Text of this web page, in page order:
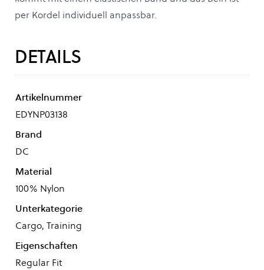
per Kordel individuell anpassbar.
DETAILS
Artikelnummer
EDYNP03138
Brand
DC
Material
100% Nylon
Unterkategorie
Cargo, Training
Eigenschaften
Regular Fit